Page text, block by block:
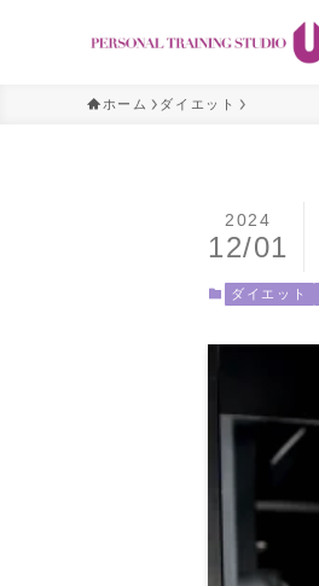
ホーム ダイエット
2024
12/01
ダイエット